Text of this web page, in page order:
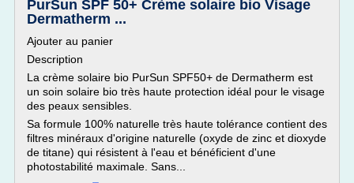
PurSun SPF 50+ Crème solaire bio Visage
Dermatherm ...
Ajouter au panier
Description
La crème solaire bio PurSun SPF50+ de Dermatherm est
un soin solaire bio très haute protection idéal pour le visage
des peaux sensibles.
Sa formule 100% naturelle très haute tolérance contient des
filtres minéraux d'origine naturelle (oxyde de zinc et dioxyde
de titane) qui résistent à l'eau et bénéficient d'une
photostabilité maximale. Sans...